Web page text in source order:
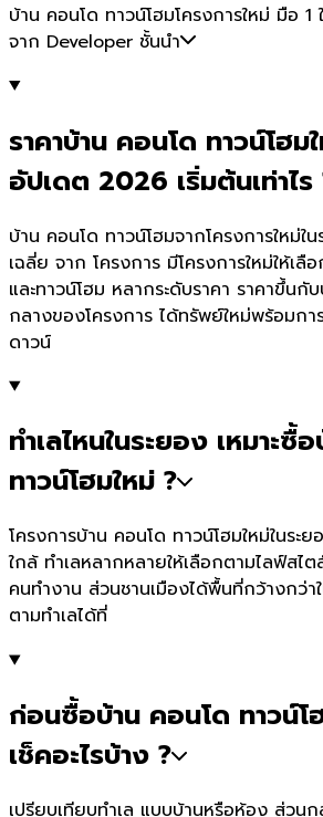
บ้าน คอนโด ทาวน์โฮมโครงการใหม่ มือ 1
จาก Developer ชั้นนำ
ราคาบ้าน คอนโด ทาวน์โฮม
อัปเดต 2026 เริ่มต้นเท่าไร
บ้าน คอนโด ทาวน์โฮมจากโครงการใหม่ใ
เฉลี่ย จาก โครงการ มีโครงการใหม่ให้เ
และทาวน์โฮม หลากระดับราคา ราคาขึ้นกับ
กลางของโครงการ ได้ทรัพย์ใหม่พร้อมกา
ดาวน์
ทำเลไหนในระยอง เหมาะซื้
ทาวน์โฮมใหม่ ?
โครงการบ้าน คอนโด ทาวน์โฮมใหม่ในระ
ใกล้ ทำเลหลากหลายให้เลือกตามไลฟ์สไต
คนทำงาน ส่วนชานเมืองได้พื้นที่กว้างกว่
ตามทำเลได้ที่
ก่อนซื้อบ้าน คอนโด ทาวน์โ
เช็คอะไรบ้าง ?
เปรียบเทียบทำเล แบบบ้านหรือห้อง ส่วนก